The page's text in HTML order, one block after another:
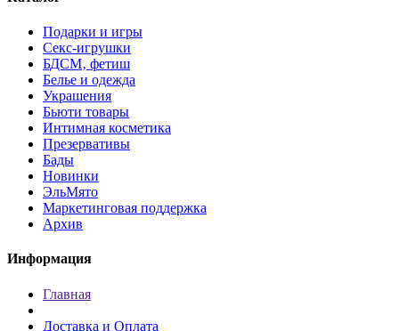
Подарки и игры
Секс-игрушки
БДСМ‚ фетиш
Белье и одежда
Украшения
Бьюти товары
Интимная косметика
Презервативы
Бады
Новинки
ЭльМято
Маркетинговая поддержка
Архив
Информация
Главная
Доставка и Оплата